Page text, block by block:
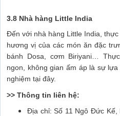
3.8 Nhà hàng Little India
Đến với nhà hàng Little India,
hương vị của các món ăn đặc
bánh Dosa, cơm Biriyani…
ngon, không gian ấm áp là sự
nghiệm tại đây.
>> Thông tin liên hệ:
Địa chỉ: Số 11 Ngô Đức Kế,